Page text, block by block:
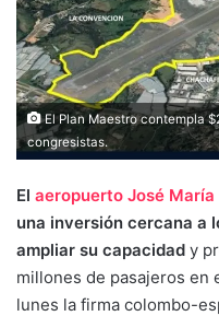
El Plan Maestro contempla
congresistas.
El aeropuerto José
una inversión cercana a
ampliar su capacidad y
millones de pasajeros en
lunes la firma colombo-